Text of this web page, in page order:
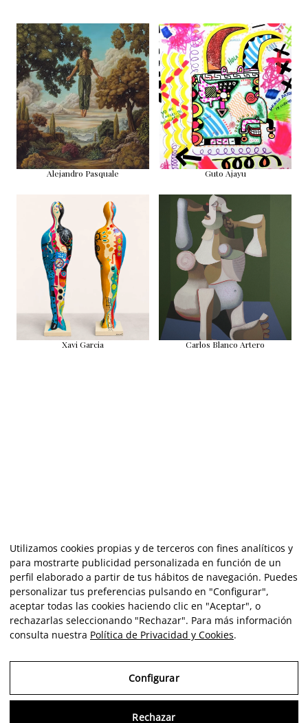
Alejandro Pasquale Guto Ajayu
Xavi Garcia Carlos Blanco Artero
Utilizamos cookies propias y de terceros con fines analíticos y
para mostrarte publicidad personalizada en función de un
perfil elaborado a partir de tus hábitos de navegación. Puedes
personalizar tus preferencias pulsando en "Configurar",
aceptar todas las cookies haciendo clic en "Aceptar", o
rechazarlas seleccionando "Rechazar". Para más información
consulta nuestra Política de Privacidad y Cookies.
Configurar
Rechazar